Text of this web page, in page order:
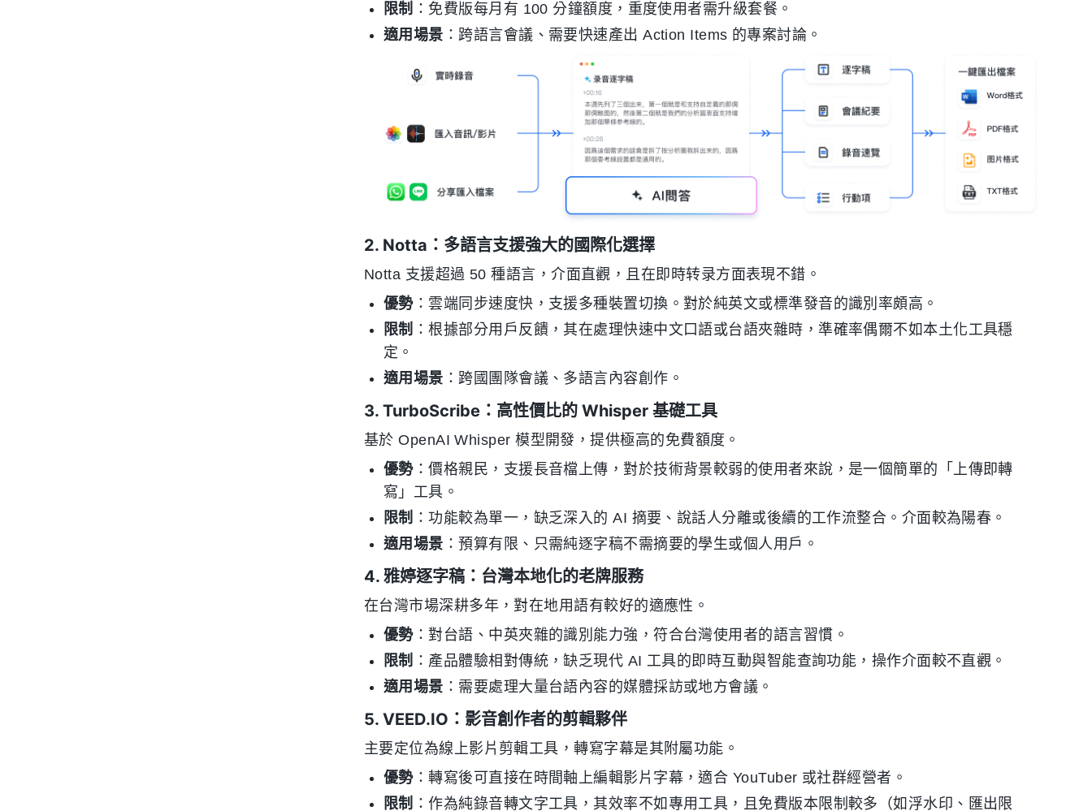
限制 ：免費版每月有 100 分鐘額度，重度使用者需升級套餐。
適用場景 ：跨語言會議、需要快速產出 Action Items 的專案討論。
2. Notta：多語言支援強大的國際化選擇
Notta 支援超過 50 種語言，介面直觀，且在即時转录方面表現不錯。
優勢：雲端同步速度快，支援多種裝置切換。對於純英文或標準發音的識別率頗高。
限制 ：根據部分用戶反饋，其在處理快速中文口語或台語夾雜時，準確率偶爾不如本土化工具穩
定。
適用場景 ：跨國團隊會議、多語言內容創作。
3. TurboScribe：高性價比的 Whisper 基礎工具
基於 OpenAI Whisper 模型開發，提供極高的免費額度。
優勢：價格親民，支援長音檔上傳，對於技術背景較弱的使用者來說，是一個簡單的「上傳即轉
寫」工具。
限制 ：功能較為單一，缺乏深入的 AI 摘要、說話人分離或後續的工作流整合。介面較為陽春。
適用場景 ：預算有限、只需純逐字稿不需摘要的學生或個人用戶。
4. 雅婷逐字稿：台灣本地化的老牌服務
在台灣市場深耕多年，對在地用語有較好的適應性。
優勢：對台語、中英夾雜的識別能力強，符合台灣使用者的語言習慣。
限制 ：產品體驗相對傳統，缺乏現代 AI 工具的即時互動與智能查詢功能，操作介面較不直觀。
適用場景 ：需要處理大量台語內容的媒體採訪或地方會議。
5. VEED.IO：影音創作者的剪輯夥伴
主要定位為線上影片剪輯工具，轉寫字幕是其附屬功能。
優勢：轉寫後可直接在時間軸上編輯影片字幕，適合 YouTuber 或社群經營者。
限制 ：作為純錄音轉文字工具，其效率不如專用工具，且免費版本限制較多（如浮水印、匯出限